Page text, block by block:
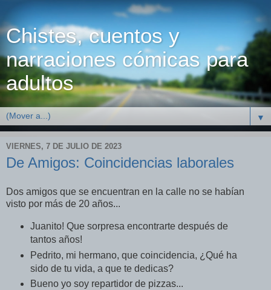
Chistes, cuentos y
narraciones cómicas para
adultos
▼
VIERNES, 7 DE JULIO DE 2023
De Amigos: Coincidencias laborales
Dos amigos que se encuentran en la calle no se habían
visto por más de 20 años...
Juanito! Que sorpresa encontrarte después de
tantos años!
Pedrito, mi hermano, que coincidencia, ¿Qué ha
sido de tu vida, a que te dedicas?
Bueno yo soy repartidor de pizzas...